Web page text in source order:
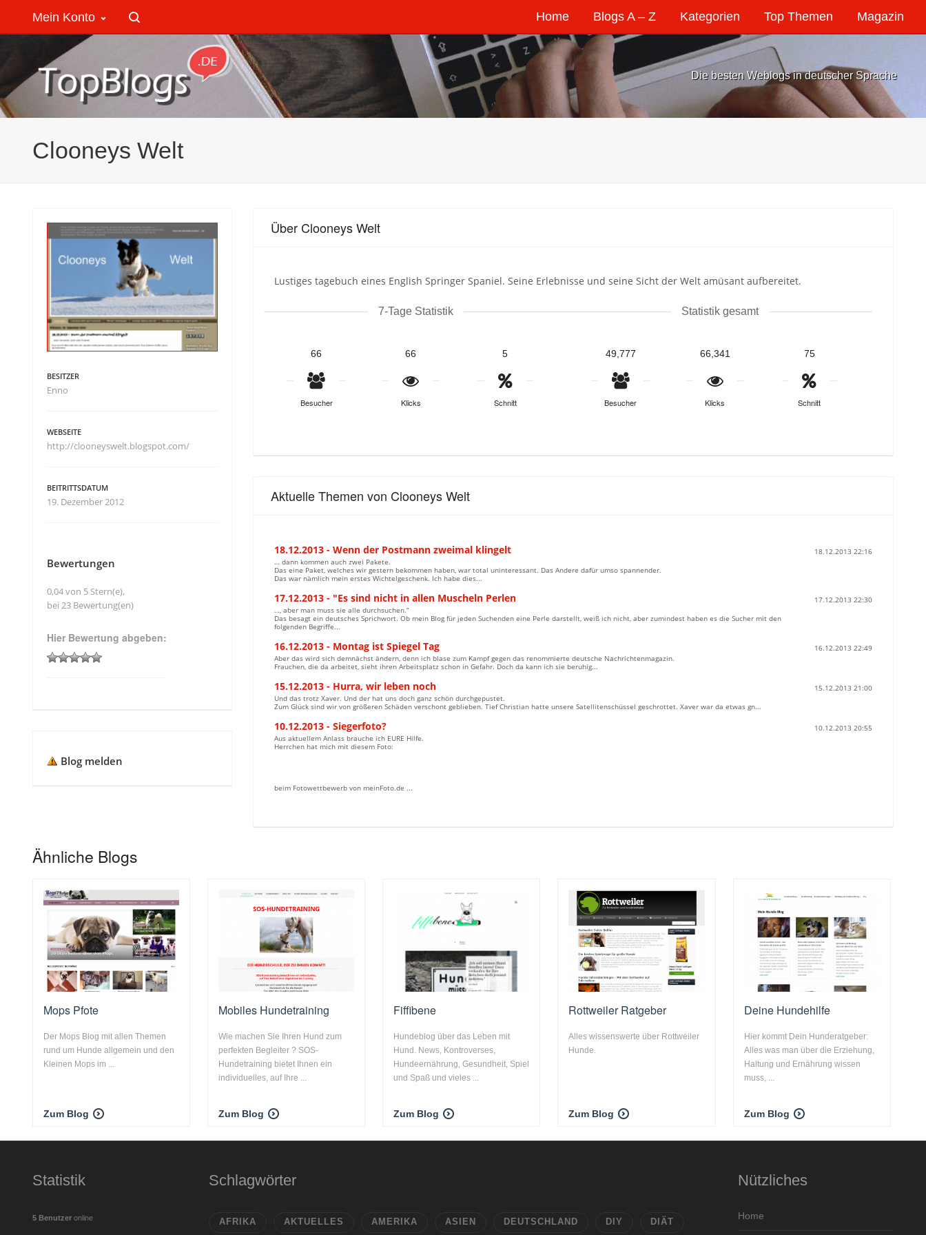
Home Blogs A – Z Kategorien Top Themen Magazin
Mein Konto
Die besten Weblogs in deutscher Sprache
Clooneys Welt
Über Clooneys Welt
Lustiges tagebuch eines English Springer Spaniel. Seine Erlebnisse und seine Sicht der Welt amüsant aufbereitet.
7-Tage Statistik
66
Besucher
66
Klicks
5
Schnitt
Statistik gesamt
49,777
Besucher
66,341
Klicks
75
Schnitt
Aktuelle Themen von Clooneys Welt
18.12.2013 - Wenn der Postmann zweimal klingelt
18.12.2013 22:16
… dann kommen auch zwei Pakete.
Das eine Paket, welches wir gestern bekommen haben, war total uninteressant. Das Andere dafür umso spannender.
Das war nämlich mein erstes Wichtelgeschenk. Ich habe dies...
17.12.2013 - "Es sind nicht in allen Muscheln Perlen
17.12.2013 22:30
…, aber man muss sie alle durchsuchen.“
Das besagt ein deutsches Sprichwort. Ob mein Blog für jeden Suchenden eine Perle darstellt, weiß ich nicht, aber zumindest haben es die Sucher mit den
folgenden Begriffe...
16.12.2013 - Montag ist Spiegel Tag
16.12.2013 22:49
Aber das wird sich demnächst ändern, denn ich blase zum Kampf gegen das renommierte deutsche Nachrichtenmagazin.
Frauchen, die da arbeitet, sieht ihren Arbeitsplatz schon in Gefahr. Doch da kann ich sie beruhig...
15.12.2013 - Hurra, wir leben noch
15.12.2013 21:00
Und das trotz Xaver. Und der hat uns doch ganz schön durchgepustet.
Zum Glück sind wir von größeren Schäden verschont geblieben. Tief Christian hatte unsere Satellitenschüssel geschrottet. Xaver war da etwas gn...
10.12.2013 - Siegerfoto?
10.12.2013 20:55
Aus aktuellem Anlass brauche ich EURE Hilfe.
Herrchen hat mich mit diesem Foto:
beim Fotowettbewerb von meinFoto.de ...
BESITZER
Enno
WEBSEITE
http://clooneyswelt.blogspot.com/
BEITRITTSDATUM
19. Dezember 2012
Bewertungen
0,04 von 5 Stern(e),
bei 23 Bewertung(en)
Hier Bewertung abgeben:
Blog melden
Ähnliche Blogs
Mops Pfote
Der Mops Blog mit allen Themen
rund um Hunde allgemein und den
Kleinen Mops im ...
Zum Blog
Mobiles Hundetraining
Wie machen Sie Ihren Hund zum
perfekten Begleiter ? SOS-
Hundetraining bietet Ihnen ein
individuelles, auf Ihre ...
Zum Blog
Fiffibene
Hundeblog über das Leben mit
Hund. News, Kontroverses,
Hundeernährung, Gesundheit, Spiel
und Spaß und vieles ...
Zum Blog
Rottweiler Ratgeber
Alles wissenswerte über Rottweiler
Hunde.
Zum Blog
Deine Hundehilfe
Hier kommt Dein Hunderatgeber:
Alles was man über die Erziehung,
Haltung und Ernährung wissen
muss, ...
Zum Blog
Statistik
5 Benutzer online
Schlagwörter
AFRIKA AKTUELLES AMERIKA ASIEN DEUTSCHLAND DIY DIÄT
Nützliches
Home